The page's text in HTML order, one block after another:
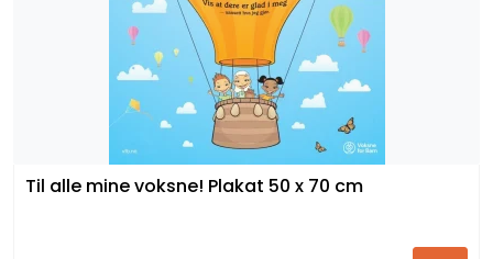
Til alle mine voksne! Plakat 50 x 70 cm